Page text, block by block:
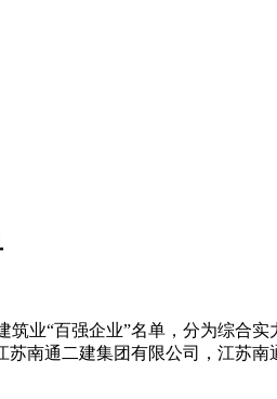
业“百强企业”名单，分为综合
苏南通二建集团有限公司，江苏